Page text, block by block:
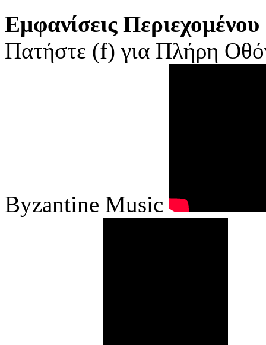
Εμφανίσεις Περιεχομένου
Πατήστε (f) για Πλήρη
Byzantine Music